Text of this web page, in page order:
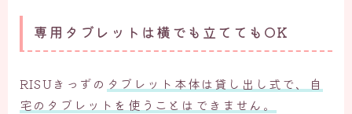
専用タブレットは横でも立ててもOK
RISUきっずの タブレット本体は貸し出し式で、自
宅のタブレットを使うことはできません。